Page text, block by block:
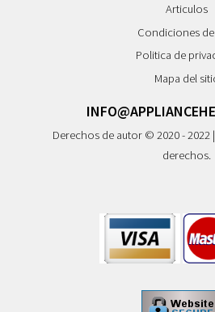
Articulos
Condiciones
Politica de
Mapa del
Derechos de autor © 2020 -
derechos.